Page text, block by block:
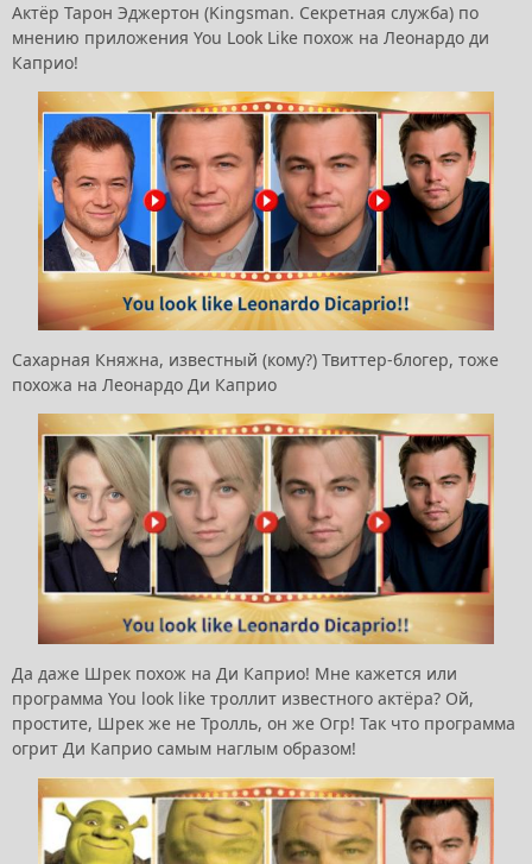
Актёр Тарон Эджертон (Kingsman. Секретная служба) по
мнению приложения You Look Like похож на Леонардо ди
Каприо!
Сахарная Княжна, известный (кому?) Твиттер-блогер, тоже
похожа на Леонардо Ди Каприо
Да даже Шрек похож на Ди Каприо! Мне кажется или
программа You look like троллит известного актёра? Ой,
простите, Шрек же не Тролль, он же Огр! Так что программа
огрит Ди Каприо самым наглым образом!